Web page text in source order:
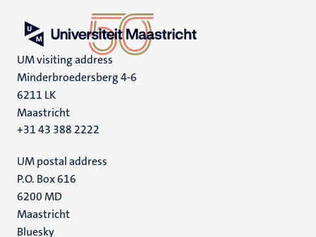
UM visiting address
Minderbroedersberg 4-6
6211 LK
Maastricht
+31 43 388 2222
UM postal address
P.O. Box 616
6200 MD
Maastricht
Bluesky